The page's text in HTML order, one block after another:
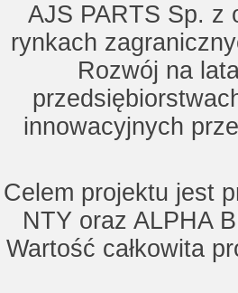
AJS PARTS Sp. z
rynkach
Rozwój na
innowacyjnych
Celem projektu jest
NTY oraz ALPHA
Wartość całkowita